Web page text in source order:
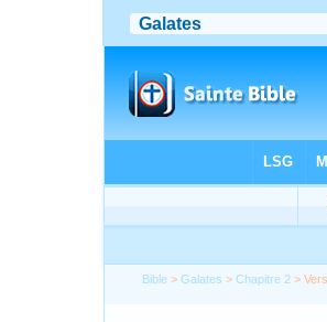
Bible >Galates >Chapitre 2 >